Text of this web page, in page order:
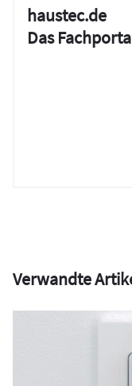
haustec.de
Das
Verwandte